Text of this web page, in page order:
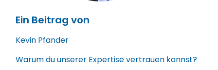
Ein Beitrag von
Kevin Pfander
Warum du unserer Expertise vertrauen kannst?